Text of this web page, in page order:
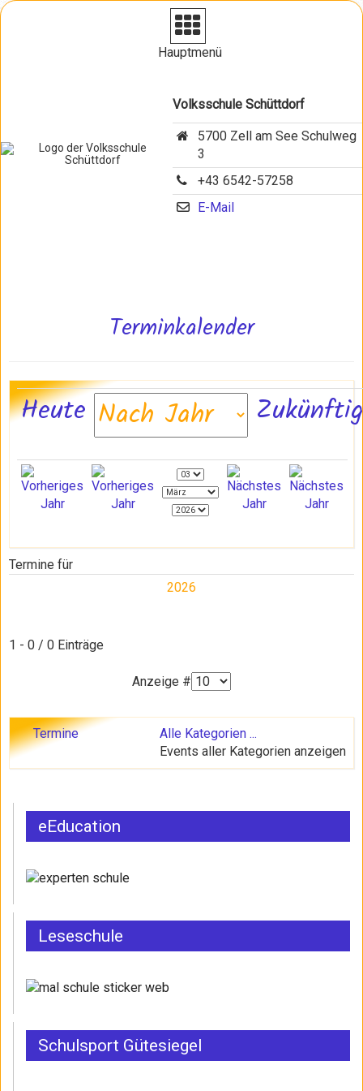
Navigation aufklappen
Hauptmenü
Volksschule Schüttdorf
5700 Zell am See Schulweg
3
+43 6542-57258
E-Mail
Terminkalender
Heute Zukünftig
Termine für
2026
Limite der Paginierungsliste
1 - 0 / 0 Einträge
Anzeige #
Termine
Alle Kategorien ...
Events aller Kategorien anzeigen
eEducation
Leseschule
Schulsport Gütesiegel